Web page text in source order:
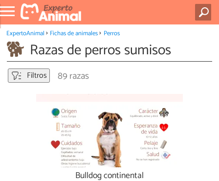
ExpertoAnimal Fichas de animales Perros
Razas de perros sumisos
Filtros 89 razas
Bulldog continental